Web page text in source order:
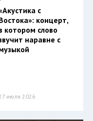
с
концерт,
котором слово
наравне с
июля 2026